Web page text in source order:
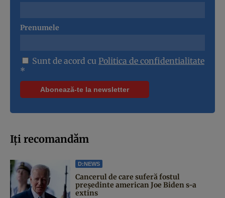
Prenumele
Sunt de acord cu Politica de confidentialitate
*
Iți recomandăm
D:NEWS
Cancerul de care suferă fostul
președinte american Joe Biden s-a
extins